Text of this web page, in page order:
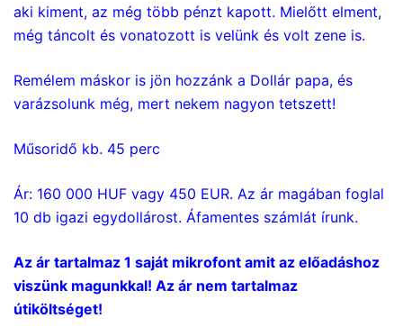
aki kiment, az még több pénzt kapott. Mielőtt elment,
még táncolt és vonatozott is velünk és volt zene is.
Remélem máskor is jön hozzánk a Dollár papa, és
varázsolunk még, mert nekem nagyon tetszett!
Műsoridő kb. 45 perc
Ár: 160 000 HUF vagy 450 EUR. Az ár magában foglal
10 db igazi egydollárost. Áfamentes számlát írunk.
Az ár tartalmaz 1 saját mikrofont amit az előadáshoz
viszünk magunkkal! Az ár nem tartalmaz
útiköltséget!